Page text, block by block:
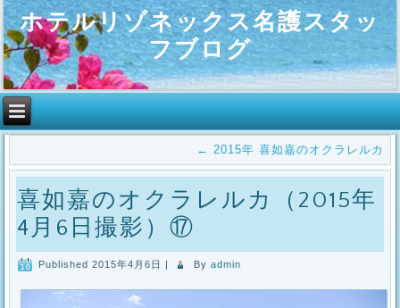
ホテルリゾネックス名護スタッ
フブログ
← 2015年 喜如嘉のオクラレルカ
喜如嘉のオクラレルカ（2015年
4月6日撮影）⑰
Published 2015年4月6日 By admin